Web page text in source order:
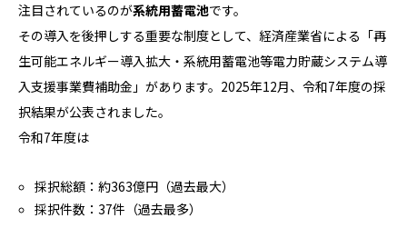
注目されているのが系統用蓄電池です。
その導入を後押しする重要な制度として、経済産業省による「再
生可能エネルギー導入拡大・系統用蓄電池等電力貯蔵システム導
入支援事業費補助金」があります。2025年12月、令和7年度の採
択結果が公表されました。
令和7年度は
採択総額：約363億円（過去最大）
採択件数：37件（過去最多）